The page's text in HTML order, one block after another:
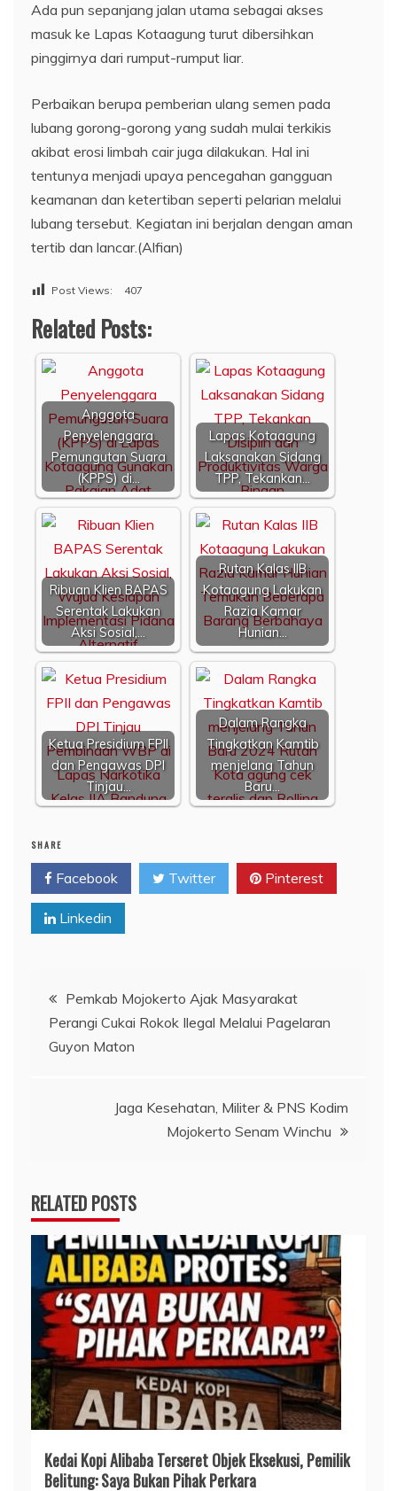
Ada pun sepanjang jalan utama sebagai akses
masuk ke Lapas Kotaagung turut dibersihkan
pinggirnya dari rumput-rumput liar.
Perbaikan berupa pemberian ulang semen pada
lubang gorong-gorong yang sudah mulai terkikis
akibat erosi limbah cair juga dilakukan. Hal ini
tentunya menjadi upaya pencegahan gangguan
keamanan dan ketertiban seperti pelarian melalui
lubang tersebut. Kegiatan ini berjalan dengan aman
tertib dan lancar.(Alfian)
Post Views: 407
Related Posts:
Anggota
Penyelenggara
Pemungutan Suara
(KPPS) di…
Lapas Kotaagung
Laksanakan Sidang
TPP, Tekankan…
Ribuan Klien BAPAS
Serentak Lakukan
Aksi Sosial,…
Rutan Kalas IIB
Kotaagung Lakukan
Razia Kamar
Hunian…
Ketua Presidium FPII
dan Pengawas DPI
Tinjau…
Dalam Rangka
Tingkatkan Kamtib
menjelang Tahun
Baru…
SHARE
Facebook Twitter Pinterest
Linkedin
Navigasi
pos
Pemkab Mojokerto Ajak Masyarakat
Perangi Cukai Rokok Ilegal Melalui Pagelaran
Guyon Maton
Jaga Kesehatan, Militer & PNS Kodim
Mojokerto Senam Winchu
RELATED POSTS
Kedai Kopi Alibaba Terseret Objek Eksekusi, Pemilik
Belitung: Saya Bukan Pihak Perkara